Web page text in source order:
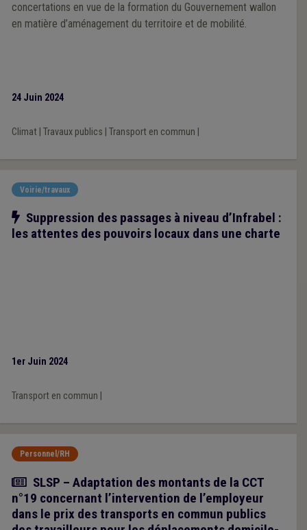
concertations en vue de la formation du Gouvernement wallon
en matière d’aménagement du territoire et de mobilité.
24 Juin 2024
Climat| Travaux publics Transport en commun
Voirie/travaux
Notre action
Suppression des passages à niveau d’Infrabel :
les attentes des pouvoirs locaux dans une charte
1er Juin 2024
Transport en commun
Personnel/RH
Actualité
SLSP – Adaptation des montants de la CCT
n°19 concernant l’intervention de l’employeur
dans le prix des transports en commun publics